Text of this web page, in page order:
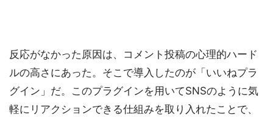
反応がなかった原因は、コメント投稿の心理的ハード
ルの高さにあった。そこで導入したのが「いいねプラ
グイン」だ。このプラグインを用いてSNSのように気
軽にリアクションできる仕組みを取り入れたことで、